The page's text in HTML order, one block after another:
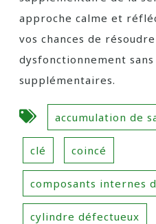
approche calme et
vos chances de
dysfonctionnement
supplémentaires.
accumulation de
clé coincé
composants internes
cylindre défectueux